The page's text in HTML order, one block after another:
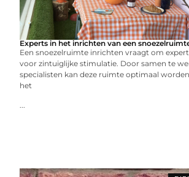
Experts in het inrichten van een
Een snoezelruimte inrichten vraagt om
voor zintuiglijke stimulatie. Door samen te
specialisten kan deze ruimte optimaal
het
...